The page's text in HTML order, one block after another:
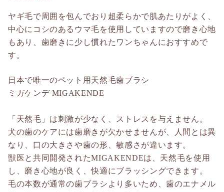
ヤギ毛で周囲を包んでおり超柔らかで肌あたりがよく、
中心にコシのあるウマ毛を使用していますので磨き心地
もあり、歯磨きに少し慣れたワンちゃんにおすすめで
す。
日本で唯一のペット用天然毛歯ブラシ
ミガケンデ MIGAKENDE
「天然毛」は刺激が少なく、ストレスを与えません。
犬の歯のケアには歯磨きが欠かせませんが、人間とは異
なり、口の大きさや歯の形、敏感さが違います。
獣医と共同開発されたMIGAKENDEは、天然毛を使用
し、磨き心地が良く、快適にブラッシングできます。
毛の本数が通常の歯ブラシより多いため、歯のエナメル